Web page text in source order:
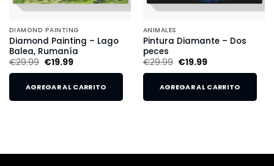
DIAMOND PAINTING
Diamond Painting – Lago
Balea, Rumanía
€29.99 €19.99
AGREGAR AL CARRITO
ANIMALES
Pintura Diamante – Dos
peces
€29.99 €19.99
AGREGAR AL CARRITO